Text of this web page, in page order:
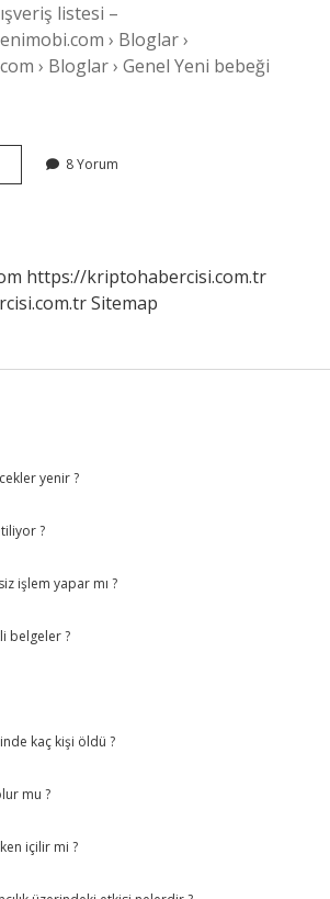
listesi –
› Bloglar ›
› Bloglar › Genel Yeni bebeği
8 Yorum
https://kriptohabercisi.com.tr
Sitemap
yenir ?
?
işlem yapar mı ?
belgeler ?
kaç kişi öldü ?
mu ?
içilir mi ?